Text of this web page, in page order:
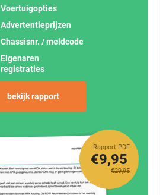
Voertuigopties
Advertentieprijzen
Chassisnr. / meldcode
Eigenaren
registraties
bekijk rapport
Rapport PDF
€29,95
€9,95